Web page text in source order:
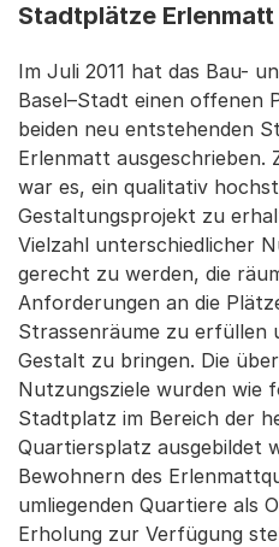
Stadtplätze
Im Juli 2011 hat das Bau-
Basel–Stadt einen
beiden neu entstehenden
Erlenmatt ausgeschrieben.
war es, ein qualitativ
Gestaltungsprojekt zu
Vielzahl unterschiedlicher
gerecht zu werden, die
Anforderungen an die
Strassenräume zu erfüllen
Gestalt zu bringen. Die
Nutzungsziele wurden wie
Stadtplatz im Bereich der
Quartiersplatz ausgebildet
Bewohnern des
umliegenden Quartiere als
Erholung zur Verfügung